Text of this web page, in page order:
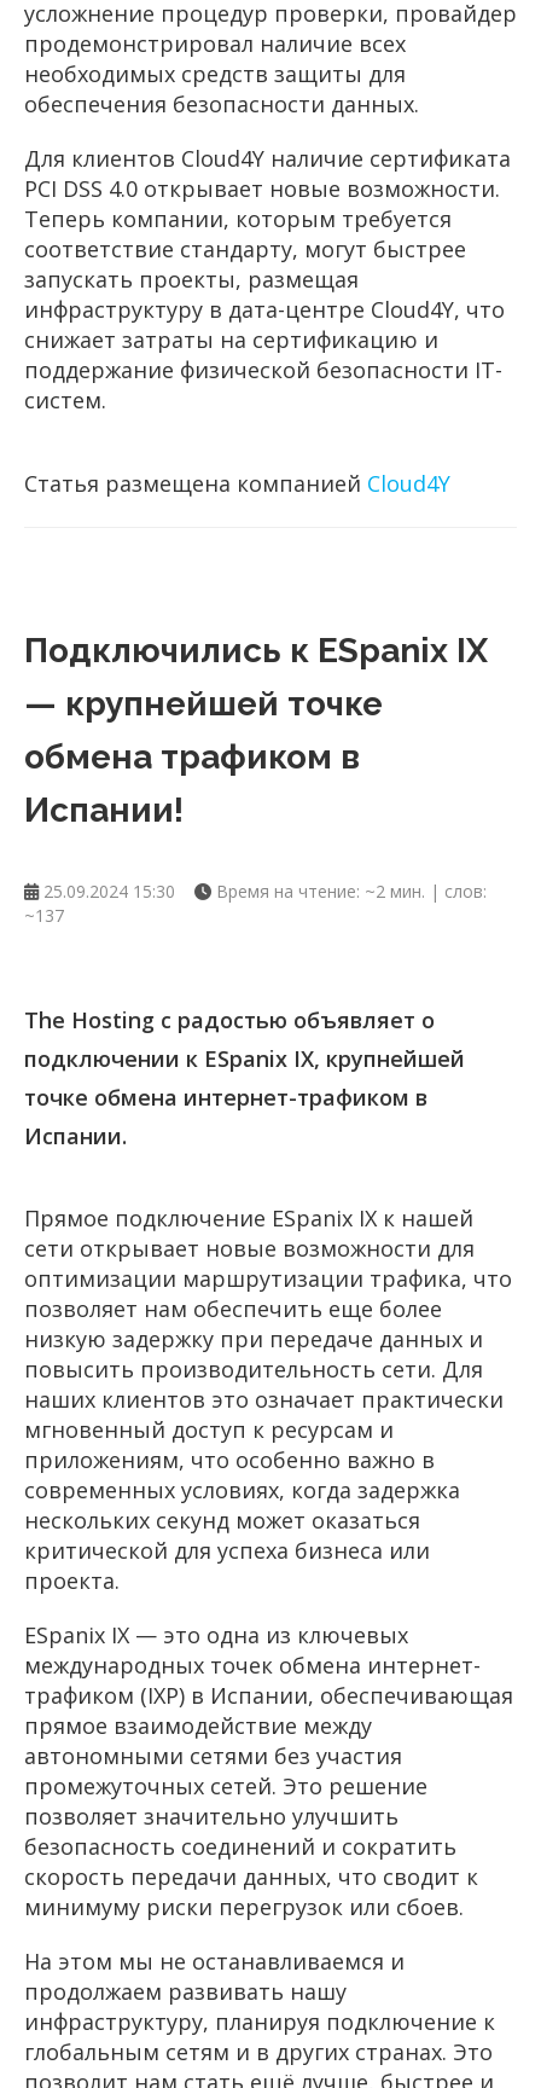
усложнение процедур проверки, провайдер
продемонстрировал наличие всех
необходимых средств защиты для
обеспечения безопасности данных.
Для клиентов Cloud4Y наличие сертификата
PCI DSS 4.0 открывает новые возможности.
Теперь компании, которым требуется
соответствие стандарту, могут быстрее
запускать проекты, размещая
инфраструктуру в дата-центре Cloud4Y, что
снижает затраты на сертификацию и
поддержание физической безопасности IT-
систем.
Статья размещена компанией Cloud4Y
Подключились к ESpanix IX
— крупнейшей точке
обмена трафиком в
Испании!
25.09.2024 15:30
Время на чтение: ~2 мин. | слов:
~137
The Hosting с радостью объявляет о
подключении к ESpanix IX, крупнейшей
точке обмена интернет-трафиком в
Испании.
Прямое подключение ESpanix IX к нашей
сети открывает новые возможности для
оптимизации маршрутизации трафика, что
позволяет нам обеспечить еще более
низкую задержку при передаче данных и
повысить производительность сети. Для
наших клиентов это означает практически
мгновенный доступ к ресурсам и
приложениям, что особенно важно в
современных условиях, когда задержка
нескольких секунд может оказаться
критической для успеха бизнеса или
проекта.
ESpanix IX — это одна из ключевых
международных точек обмена интернет-
трафиком (IXP) в Испании, обеспечивающая
прямое взаимодействие между
автономными сетями без участия
промежуточных сетей. Это решение
позволяет значительно улучшить
безопасность соединений и сократить
скорость передачи данных, что сводит к
минимуму риски перегрузок или сбоев.
На этом мы не останавливаемся и
продолжаем развивать нашу
инфраструктуру, планируя подключение к
глобальным сетям и в других странах. Это